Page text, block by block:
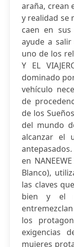
araña, crean
y realidad se
caen en
ayude a
uno de los
Y EL
dominado
vehículo
de
de los
del mundo
alcanzar el
en
Blanco),
las claves
bien y el
los
exigencias
mujeres